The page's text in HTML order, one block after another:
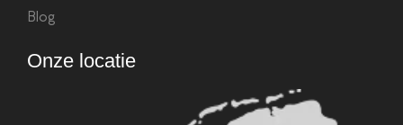
Blog
Onze locatie